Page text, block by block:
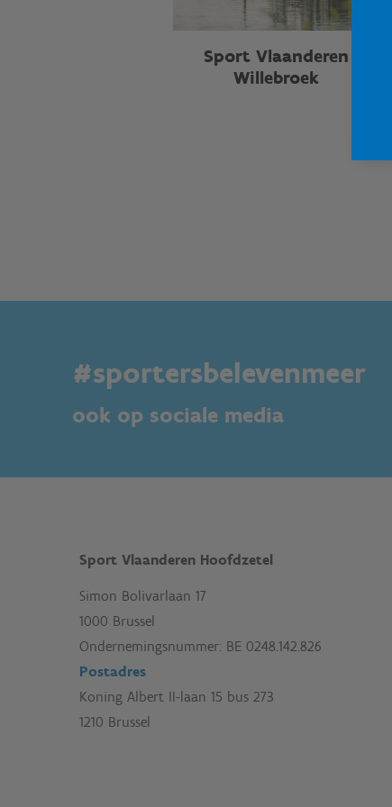
Sport Vlaanderen
Willebroek
#sportersbelevenmeer
ook op sociale media
Sport Vlaanderen Hoofdzetel
Simon Bolivarlaan 17
1000 Brussel
Ondernemingsnummer: BE 0248.142.826
Postadres
Koning Albert II-laan 15 bus 273
1210 Brussel